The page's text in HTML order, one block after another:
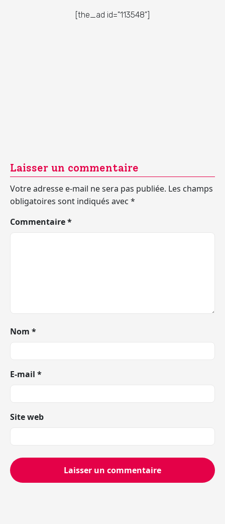
[the_ad id="113548"]
Laisser un commentaire
Votre adresse e-mail ne sera pas publiée. Les champs
obligatoires sont indiqués avec *
Commentaire*
Nom *
E-mail *
Site web